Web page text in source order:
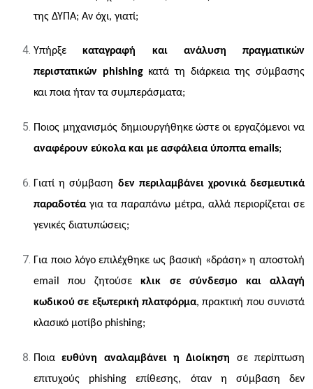
της ΔΥΠΑ; Αν όχι, γιατί;
Υπήρξεκαταγραφή και ανάλυση πραγματικών
περιστατικών phishingκατά τη διάρκεια της σύμβασης
και ποια ήταν τα συμπεράσματα;
Ποιος μηχανισμός δημιουργήθηκε ώστε οι εργαζόμενοι να
αναφέρουν εύκολα και με ασφάλεια ύποπτα emails;
Γιατί η σύμβαση δεν περιλαμβάνει χρονικά δεσμευτικά
παραδοτέαγια τα παραπάνω μέτρα, αλλά περιορίζεται σε
γενικές διατυπώσεις;
Για ποιο λόγο επιλέχθηκε ως βασική «δράση» η αποστολή
email που ζητούσεκλικ σε σύνδεσμο και αλλαγή
κωδικού σε εξωτερική πλατφόρμα, πρακτική που συνιστά
κλασικό μοτίβο phishing;
Ποιαευθύνη αναλαμβάνει η Διοίκηση σε περίπτωση
επιτυχούς phishing επίθεσης, όταν η σύμβαση δεν